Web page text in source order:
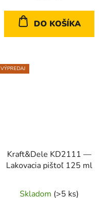
DO KOŠÍKA
VÝPREDAJ
Kraft&Dele KD2111 —
Lakovacia pištoľ 125 ml
Skladom (>5 ks)